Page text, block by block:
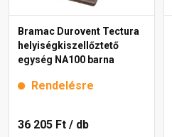
Bramac Durovent Tectura
helyiségkiszellőztető
egység NA100 barna
Rendelésre
36 205 Ft / db